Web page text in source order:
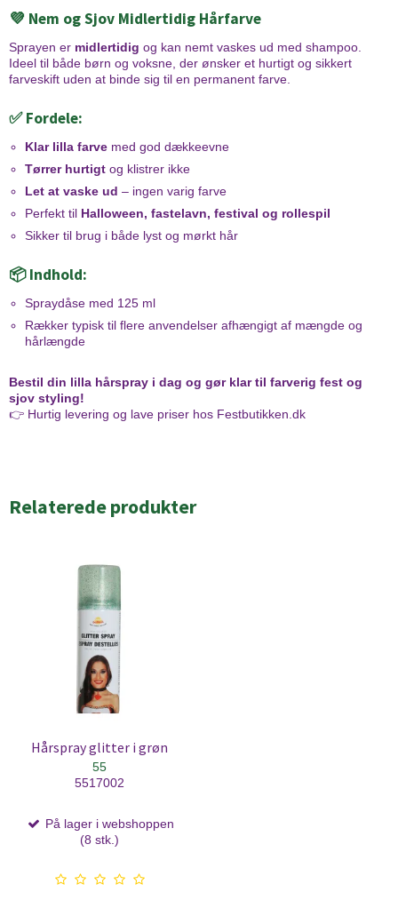
💜 Nem og Sjov Midlertidig Hårfarve
Sprayen er midlertidig og kan nemt vaskes ud med shampoo.
Ideel til både børn og voksne, der ønsker et hurtigt og sikkert
farveskift uden at binde sig til en permanent farve.
✅ Fordele:
Klar lilla farvemed god dækkeevne
Tørrer hurtigtog klistrer ikke
Let at vaske ud – ingen varig farve
Perfekt til Halloween, fastelavn, festival og rollespil
Sikker til brug i både lyst og mørkt hår
📦 Indhold:
Spraydåse med 125 ml
Rækker typisk til flere anvendelser afhængigt af mængde og
hårlængde
Bestil din lilla hårspray i dag og gør klar til farverig fest og
sjov styling!
👉 Hurtig levering og lave priser hos Festbutikken.dk
Relaterede produkter
Hårspray glitter i grøn
55
5517002
På lager i webshoppen
(8 stk.)